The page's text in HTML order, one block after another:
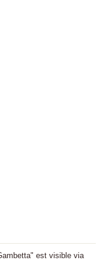
est visible via